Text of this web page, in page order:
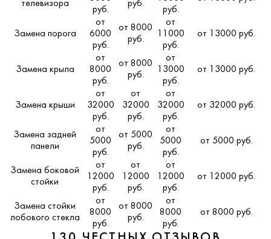
телевизора
руб.
руб.
руб.
Замена порога
от
6000
руб.
от 8000
руб.
от
11000
руб.
от 13000 руб.
Замена крыла
от
8000
руб.
от 8000
руб.
от
13000
руб.
от 13000 руб.
Замена крыши
от
32000
руб.
от
32000
руб.
от
32000
руб.
от 32000 руб.
Замена задней
панели
от
5000
руб.
от 5000
руб.
от
5000
руб.
от 5000 руб.
Замена боковой
стойки
от
12000
руб.
от
12000
руб.
от
12000
руб.
от 12000 руб.
Замена стойки
лобового стекла
от
8000
руб.
от 8000
руб.
от
8000
руб.
от 8000 руб.